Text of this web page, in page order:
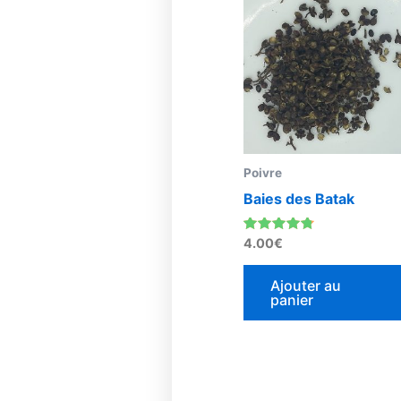
Poivre
Baies des Batak
Note
sur 5
4.00€
Ajouter au
panier